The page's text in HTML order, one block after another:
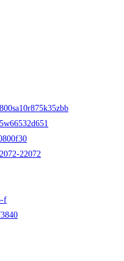
22072
f